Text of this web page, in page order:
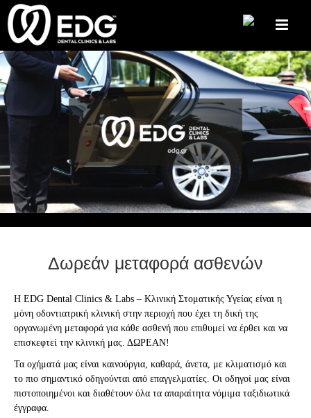
Skip
content
Δωρεάν μεταφορά ασθενών
Η EDG Dental Clinics & Labs – Κλινική Στοματικής Υγείας είναι η
μόνη οδοντιατρική κλινική στην περιοχή που έχει τη δική της
οργανωμένη μεταφορά για κάθε ασθενή που επιθυμεί να έρθει και να
επισκεφτεί την κλινική μας. ΔΩΡΕΑΝ!
Τα οχήματά μας είναι καινούργια, καθαρά, άνετα, με κλιματισμό και
το πιο σημαντικό οδηγούνται από επαγγελματίες. Οι οδηγοί μας είναι
πιστοποιημένοι και διαθέτουν όλα τα απαραίτητα νόμιμα ταξιδιωτικά
έγγραφα.